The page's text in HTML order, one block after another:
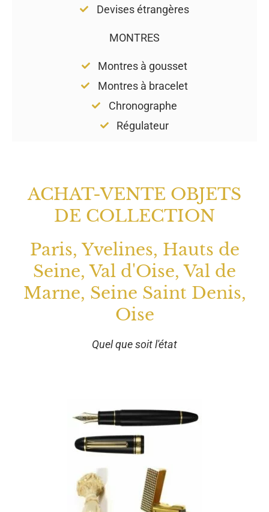
Devises étrangères
MONTRES
Montres à gousset
Montres à bracelet
Chronographe
Régulateur
ACHAT-VENTE OBJETS
DE COLLECTION
Paris, Yvelines, Hauts de
Seine, Val d'Oise, Val de
Marne, Seine Saint Denis,
Oise
Quel que soit l'état